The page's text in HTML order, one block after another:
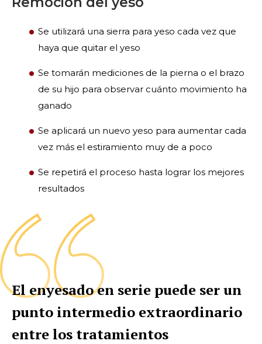
Se utilizará una sierra para yeso cada vez que
haya que quitar el yeso
Se tomarán mediciones de la pierna o el brazo
de su hijo para observar cuánto movimiento ha
ganado
Se aplicará un nuevo yeso para aumentar cada
vez más el estiramiento muy de a poco
Se repetirá el proceso hasta lograr los mejores
resultados
El enyesado en serie puede ser un
punto intermedio extraordinario
entre los tratamientos